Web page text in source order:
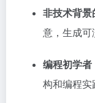
非技术背
意，生成可
编程初学者
构和编程实